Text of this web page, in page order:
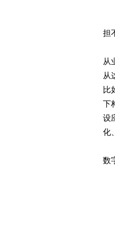
担
从
从
比
下
设
化
数